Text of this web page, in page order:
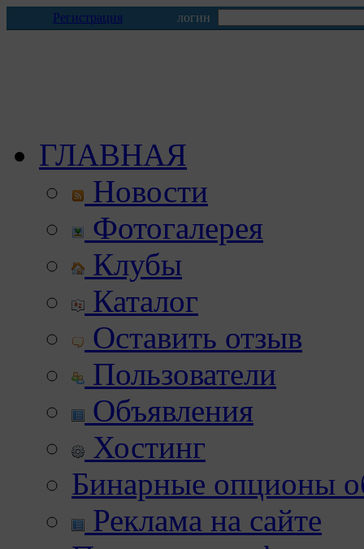
Регистрация логин
ГЛАВНАЯ
Новости
Фотогалерея
Клубы
Каталог
Оставить отзыв
Пользователи
Объявления
Хостинг
Бинарные опционы
Реклама на сайте